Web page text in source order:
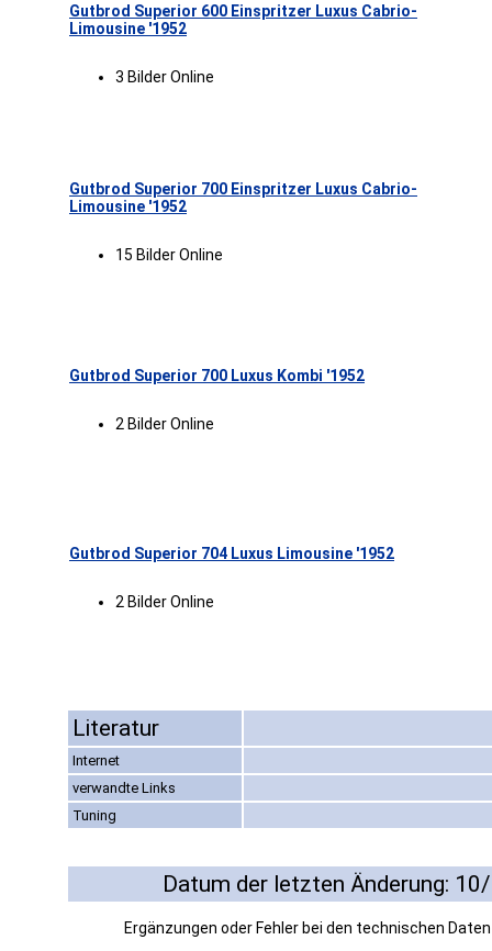
Gutbrod Superior 600 Einspritzer Luxus Cabrio-
Limousine '1952
3 Bilder Online
Gutbrod Superior 700 Einspritzer Luxus Cabrio-
Limousine '1952
15 Bilder Online
Gutbrod Superior 700 Luxus Kombi '1952
2 Bilder Online
Gutbrod Superior 704 Luxus Limousine '1952
2 Bilder Online
Literatur
Internet
verwandte Links
Tuning
Datum der letzten Änderung:
Ergänzungen oder Fehler bei den technischen